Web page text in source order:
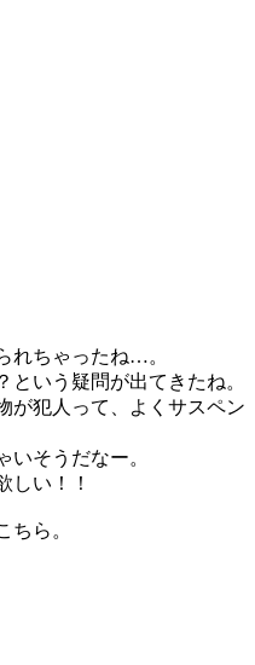
れちゃったね…。
いう疑問が出てきたね。
が犯人って、よくサスペン
いそうだなー。
しい！！
ちら。